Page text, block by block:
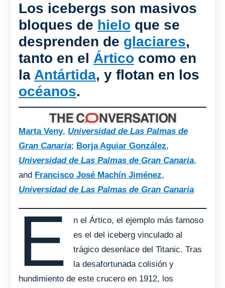
Los icebergs son masivos
bloques de hielo que se
desprenden de glaciares,
tanto en el Ártico como en
la Antártida, y flotan en los
océanos.
Marta Veny, Universidad de Las Palmas de
Gran Canaria; Borja Aguiar González,
Universidad de Las Palmas de Gran Canaria,
and Francisco José Machín Jiménez,
Universidad de Las Palmas de Gran Canaria
E
n el Ártico, el ejemplo más famoso
es el del iceberg vinculado al
trágico desenlace del Titanic. Tras
la desafortunada colisión y
hundimiento de este crucero en 1912, los